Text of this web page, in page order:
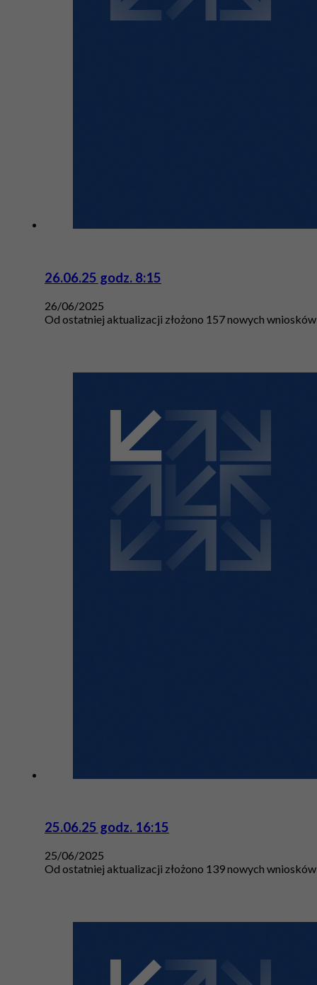
26.06.25 godz. 8:15
26/06/2025
Od ostatniej aktualizacji złożono 157 nowych wniosków
25.06.25 godz. 16:15
25/06/2025
Od ostatniej aktualizacji złożono 139 nowych wniosków